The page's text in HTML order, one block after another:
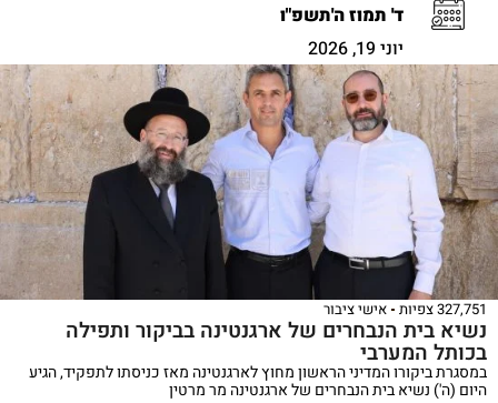
ד' תמוז ה'תשפ"ו
יוני 19, 2026
327,751 צפיות אישי ציבור
נשיא בית הנבחרים של ארגנטינה בביקור ותפילה
בכותל המערבי
במסגרת ביקורו המדיני הראשון מחוץ לארגנטינה מאז כניסתו לתפקיד, הגיע
היום (ה') נשיא בית הנבחרים של ארגנטינה מר מרטין